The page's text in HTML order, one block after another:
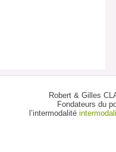
Robert & Gilles
Fondateurs du
l’intermodalité